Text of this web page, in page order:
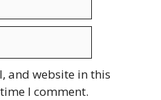
and website in this
I comment.